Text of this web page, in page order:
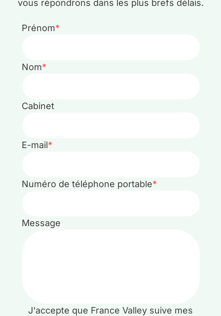
vous répondrons dans les plus brefs délais.
Prénom*
Nom*
Cabinet
E-mail*
Numéro de téléphone portable*
Message
J'accepte que France Valley suive mes